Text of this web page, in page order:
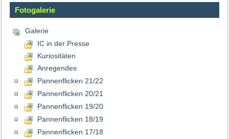
Fotogalerie
Galerie
IC in der Presse
Kuriositäten
Anregendes
Pannenflicken 21/22
Pannenflicken 20/21
Pannenflicken 19/20
Pannenflicken 18/19
Pannenflicken 17/18